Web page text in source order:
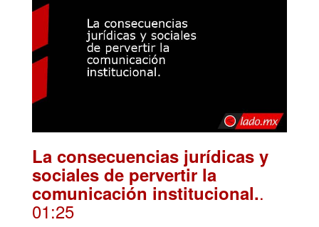
La consecuencias jurídicas y
sociales de pervertir la
comunicación institucional..
01:25